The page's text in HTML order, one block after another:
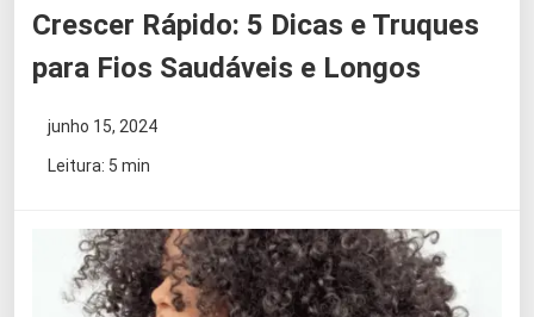
Crescer Rápido: 5 Dicas e Truques
para Fios Saudáveis e Longos
junho 15, 2024
Leitura: 5 min